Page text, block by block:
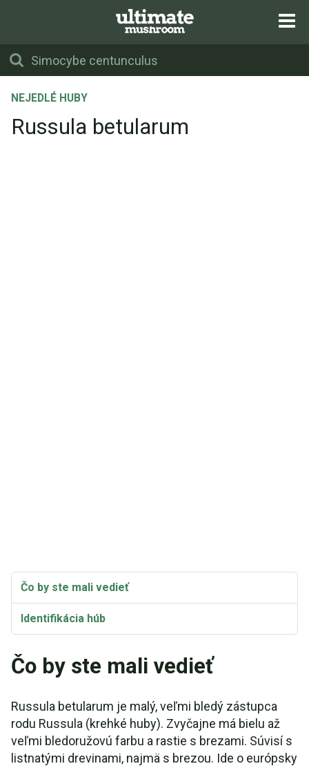
NEJEDLÉ HUBY
Russula betularum
Čo by ste mali vedieť
Identifikácia húb
Čo by ste mali vedieť
Russula betularum je malý, veľmi bledý zástupca
rodu Russula (krehké huby). Zvyčajne má bielu až
veľmi bledoružovú farbu a rastie s brezami. Súvisí s
listnatými drevinami, najmä s brezou. Ide o európsky